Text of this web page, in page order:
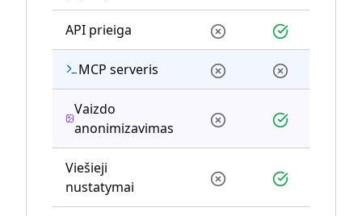
API prieiga
MCP serveris
Vaizdo
anonimizavimas
Viešieji
nustatymai